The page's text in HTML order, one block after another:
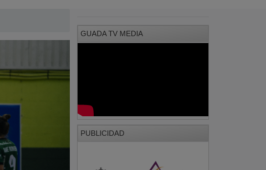
GUADA TV MEDIA
PUBLICIDAD